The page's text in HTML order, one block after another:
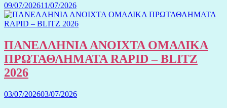
09/07/202611/07/2026
ΠΑΝΕΛΛΗΝΙΑ ΑΝΟΙΧΤΑ ΟΜΑΔΙΚΑ
ΠΡΩΤΑΘΛΗΜΑΤΑ RAPID – BLITZ
2026
03/07/202603/07/2026